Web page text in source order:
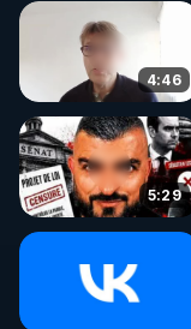
http://rgnr.li/news
🌱 VIDÉOS NON
Toutes les
http://rgnr.li/
🌱 LES
http://rgnr.li/
4:46
5:29